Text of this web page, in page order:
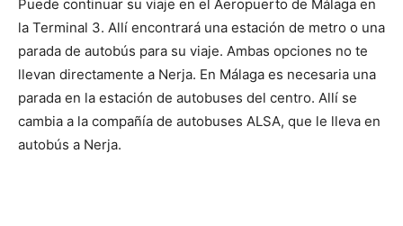
Puede continuar su viaje en el Aeropuerto de Málaga en
la Terminal 3. Allí encontrará una estación de metro o una
parada de autobús para su viaje. Ambas opciones no te
llevan directamente a Nerja. En Málaga es necesaria una
parada en la estación de autobuses del centro. Allí se
cambia a la compañía de autobuses ALSA, que le lleva en
autobús a Nerja.